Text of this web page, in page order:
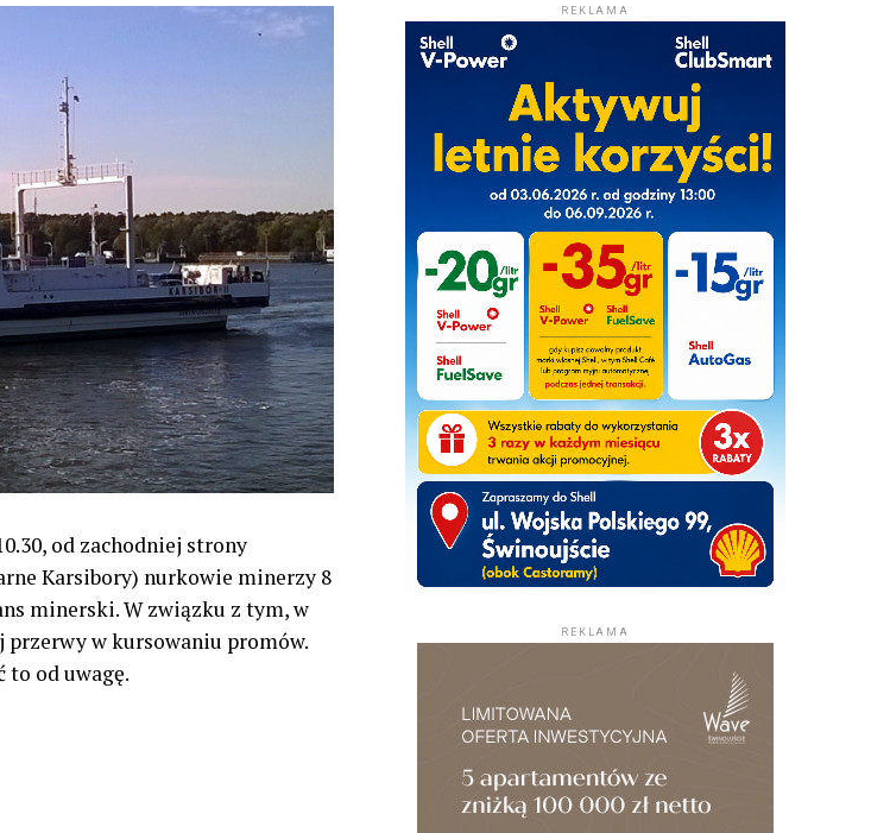
od zachodniej strony
Karsibory) nurkowie minerzy 8
minerski. W związku z tym, w
przerwy w kursowaniu promów.
to od uwagę.
REKLAMA
REKLAMA